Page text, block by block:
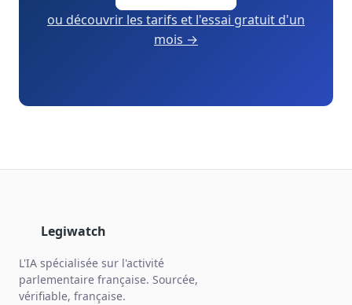
ou découvrir les tarifs et l'essai gratuit d'un
mois →
Legiwatch
L'IA spécialisée sur l'activité
parlementaire française. Sourcée,
vérifiable, française.